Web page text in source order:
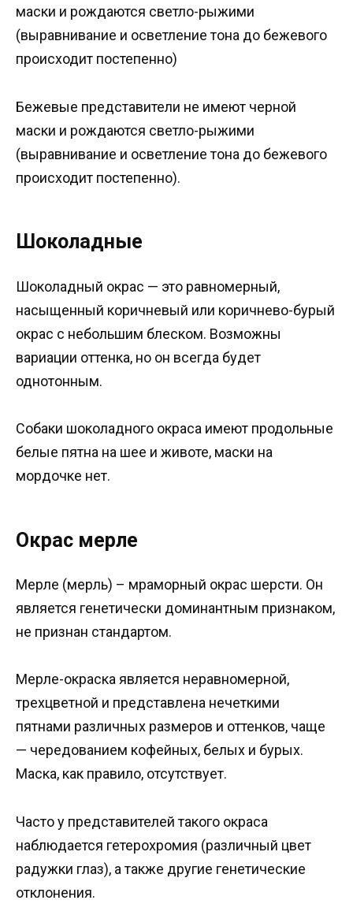
маски и рождаются светло-рыжими
(выравнивание и осветление тона до бежевого
происходит постепенно)
Бежевые представители не имеют черной
маски и рождаются светло-рыжими
(выравнивание и осветление тона до бежевого
происходит постепенно).
Шоколадные
Шоколадный окрас — это равномерный,
насыщенный коричневый или коричнево-бурый
окрас с небольшим блеском. Возможны
вариации оттенка, но он всегда будет
однотонным.
Собаки шоколадного окраса имеют продольные
белые пятна на шее и животе, маски на
мордочке нет.
Окрас мерле
Мерле (мерль) – мраморный окрас шерсти. Он
является генетически доминантным признаком,
не признан стандартом.
Мерле-окраска является неравномерной,
трехцветной и представлена нечеткими
пятнами различных размеров и оттенков, чаще
— чередованием кофейных, белых и бурых.
Маска, как правило, отсутствует.
Часто у представителей такого окраса
наблюдается гетерохромия (различный цвет
радужки глаз), а также другие генетические
отклонения.